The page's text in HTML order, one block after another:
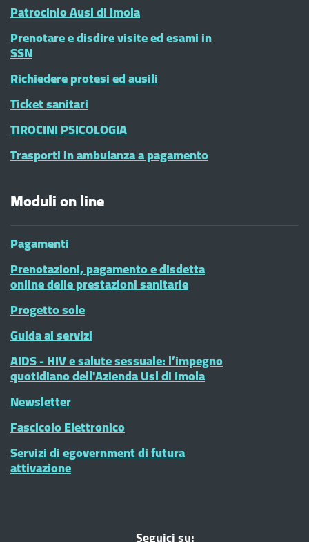
Patrocinio Ausl di Imola
Prenotare e disdire visite ed esami in
SSN
Richiedere protesi ed ausili
Ticket sanitari
TIROCINI PSICOLOGIA
Trasporti in ambulanza a pagamento
Moduli on line
Pagamenti
Prenotazioni, pagamento e disdetta
online delle prestazioni sanitarie
Progetto sole
Guida ai servizi
AIDS - HIV e salute sessuale: l’impegno
quotidiano dell'Azienda Usl di Imola
Newsletter
Fascicolo Elettronico
Servizi di egovernment di futura
attivazione